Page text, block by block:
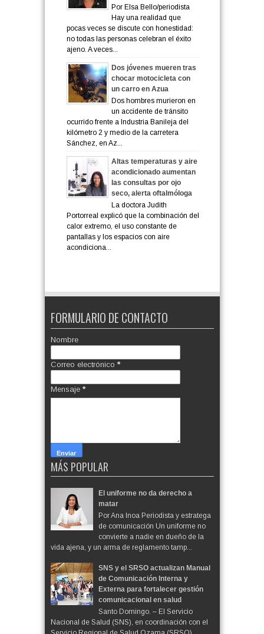
Por Elsa Bello/periodista
Hay una realidad que
pocas veces se discute con honestidad:
no todas las personas celebran el éxito
ajeno. A veces...
Dos jóvenes mueren tras
chocar motocicleta con
un carro en Azua
Dos hombres murieron en
un accidente de tránsito
ocurrido frente a Industria Banileja del
kilómetro 2 y medio de la carretera
Sánchez, en Az...
Altas temperaturas y aire
acondicionado aumentan
las consultas por ojo
seco, alerta oftalmóloga
La doctora Judith
Portorreal explicó que la combinación del
calor extremo, el uso constante de
pantallas y los espacios con aire
acondiciona...
FORMULARIO DE CONTACTO
Nombre
Correo electrónico *
Mensaje *
MÁS POPULAR
El uniforme no da derecho a
matar
Por Ana Inoa Periodista y estratega
de comunicación Un uniforme no
convierte a nadie en dueño de la
vida ajena, y un arma de reglamento tamp...
SNS y el SRSO actualizan Manual
de Comunicación Interna y
Externa para fortalecer gestión
comunicacional en salud
Santo Domingo. – El Servicio
Nacional de Salud (SNS), en coordinación con el